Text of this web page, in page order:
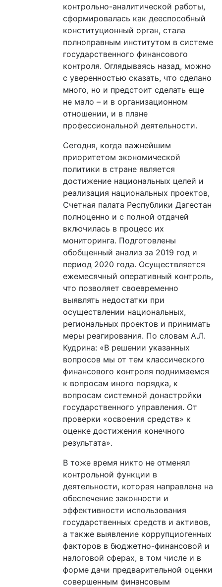
контрольно-аналитической работы,
сформировалась как дееспособный
конституционный орган, стала
полноправным институтом в системе
государственного финансового
контроля. Оглядываясь назад, можно
с уверенностью сказать, что сделано
много, но и предстоит сделать еще
не мало – и в организационном
отношении, и в плане
профессиональной деятельности.
Сегодня, когда важнейшим
приоритетом экономической
политики в стране является
достижение национальных целей и
реализация национальных проектов,
Счетная палата Республики Дагестан
полноценно и с полной отдачей
включилась в процесс их
мониторинга. Подготовлены
обобщенный анализ за 2019 год и
период 2020 года. Осуществляется
ежемесячный оперативный контроль,
что позволяет своевременно
выявлять недостатки при
осуществлении национальных,
региональных проектов и принимать
меры реагирования. По словам А.Л.
Кудрина: «В решении указанных
вопросов мы от тем классического
финансового контроля поднимаемся
к вопросам иного порядка, к
вопросам системной донастройки
государственного управления. От
проверки «освоения средств» к
оценке достижения конечного
результата».
В тоже время никто не отменял
контрольной функции в
деятельности, которая направлена на
обеспечение законности и
эффективности использования
государственных средств и активов,
а также выявление коррупциогенных
факторов в бюджетно-финансовой и
налоговой сферах, в том числе и в
форме дачи предварительной оценки
совершенным финансовым